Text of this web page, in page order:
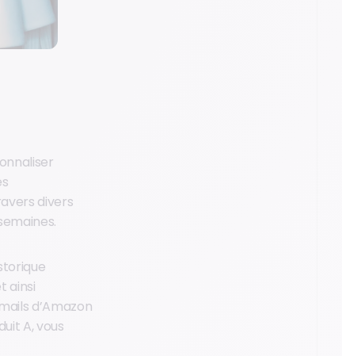
divers
ainsi
d’Amazon
A, vous